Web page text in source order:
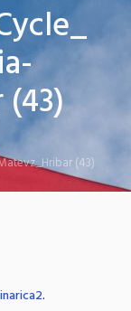
(43)
.